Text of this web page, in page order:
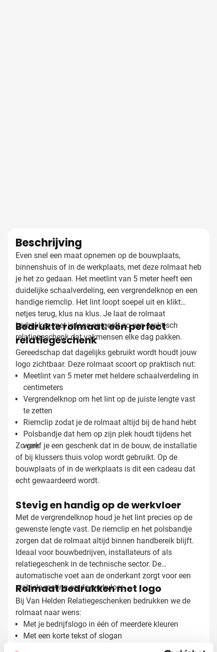
Beschrijving
Even snel een maat opnemen op de bouwplaats,
binnenshuis of in de werkplaats, met deze rolmaat heb
je het zo gedaan. Het meetlint van 5 meter heeft een
duidelijke schaalverdeling, een vergrendelknop en een
handige riemclip. Het lint loopt soepel uit en klikt
netjes terug, klus na klus. Je laat de rolmaat
bedrukken met je logo en geeft zo een praktisch
relatiegeschenk dat vakmensen elke dag pakken.
Bedrukte rolmaat: een perfect
relatiegeschenk
Gereedschap dat dagelijks gebruikt wordt houdt jouw
logo zichtbaar. Deze rolmaat scoort op praktisch nut:
Meetlint van 5 meter met heldere schaalverdeling in
centimeters
Vergrendelknop om het lint op de juiste lengte vast
te zetten
Riemclip zodat je de rolmaat altijd bij de hand hebt
Polsbandje dat hem op zijn plek houdt tijdens het
werk
Zo geef je een geschenk dat in de bouw, de installatie
of bij klussers thuis volop wordt gebruikt. Op de
bouwplaats of in de werkplaats is dit een cadeau dat
echt gewaardeerd wordt.
Stevig en handig op de werkvloer
Met de vergrendelknop houd je het lint precies op de
gewenste lengte vast. De riemclip en het polsbandje
zorgen dat de rolmaat altijd binnen handbereik blijft.
Ideaal voor bouwbedrijven, installateurs of als
relatiegeschenk in de technische sector. De
automatische voet aan de onderkant zorgt voor een
stabiele meting op de werkvloer.
Rolmaat bedrukken met logo
Bij Van Helden Relatiegeschenken bedrukken we de
rolmaat naar wens:
Met je bedrijfslogo in één of meerdere kleuren
Met een korte tekst of slogan
Full color bedrukking voor maximale impact